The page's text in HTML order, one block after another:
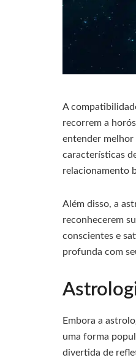
A
recorrem a
entender melhor
características
relacionamento
Além disso, a
reconhecerem
conscientes e
profunda com
Embora a
uma forma
divertida de